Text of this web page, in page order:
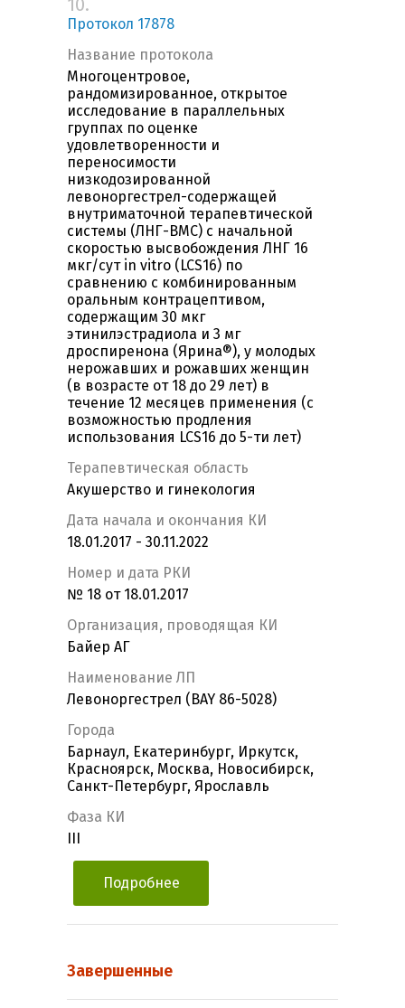
10.
Протокол 17878
Название протокола
Многоцентровое,
рандомизированное, открытое
исследование в параллельных
группах по оценке
удовлетворенности и
переносимости
низкодозированной
левоноргестрел-содержащей
внутриматочной терапевтической
системы (ЛНГ-ВМС) с начальной
скоростью высвобождения ЛНГ 16
мкг/сут in vitro (LCS16) по
сравнению с комбинированным
оральным контрацептивом,
содержащим 30 мкг
этинилэстрадиола и 3 мг
дроспиренона (Ярина®), у молодых
нерожавших и рожавших женщин
(в возрасте от 18 до 29 лет) в
течение 12 месяцев применения (с
возможностью продления
использования LCS16 до 5-ти лет)
Терапевтическая область
Акушерство и гинекология
Дата начала и окончания КИ
18.01.2017 - 30.11.2022
Номер и дата РКИ
№ 18 от 18.01.2017
Организация, проводящая КИ
Байер АГ
Наименование ЛП
Левоноргестрел (BAY 86-5028)
Города
Барнаул, Екатеринбург, Иркутск,
Красноярск, Москва, Новосибирск,
Санкт-Петербург, Ярославль
Фаза КИ
Подробнее
Завершенные